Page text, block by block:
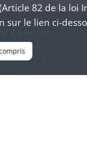
au vendredi
de 9h à 17h
82 de la loi
sur le lien ci-